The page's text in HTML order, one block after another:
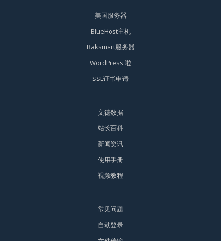
美国服务器
BlueHost主机
Raksmart服务器
WordPress 啦
SSL证书申请
文德数据
站长百科
新闻资讯
使用手册
视频教程
常见问题
自动登录